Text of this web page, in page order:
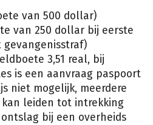
van 500 dollar)
van 250 dollar bij eerste
3,51 real, bij
is een aanvraag paspoort
niet mogelijk, meerdere
leiden tot intrekking
ontslag bij een overheids